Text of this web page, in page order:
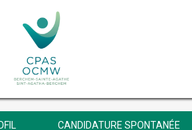
CANDIDATURE SPONTANÉE